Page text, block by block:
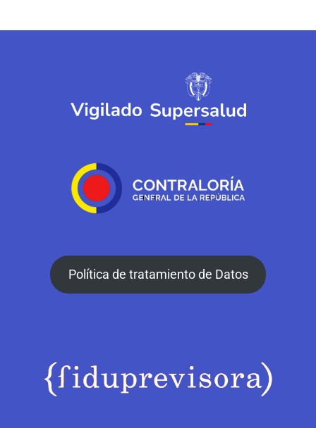
Política de tratamiento de Datos